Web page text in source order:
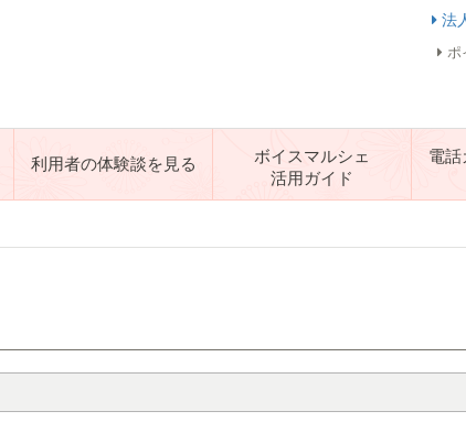
法
ポ
利用者の体験談を見る
ボイスマルシェ
活用ガイド
電話